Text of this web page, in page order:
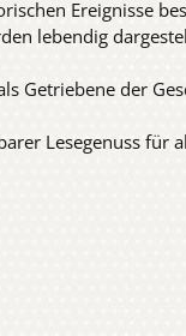
Ereignisse
lebendig
Getriebene der
Lesegenuss für